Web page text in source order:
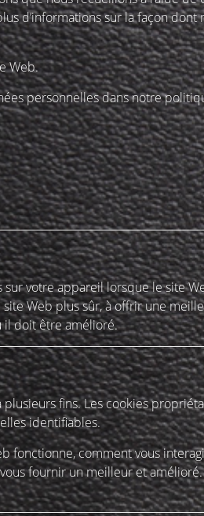
d’informations sur la façon dont
Web.
personnelles dans notre
votre appareil lorsque le site
Web plus sûr, à offrir une
il doit être amélioré.
fins. Les cookies
identifiables.
fonctionne, comment vous
fournir un meilleur et amélioré.